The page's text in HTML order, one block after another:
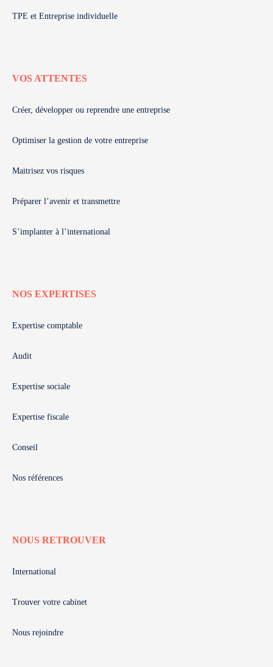
TPE et Entreprise individuelle
VOS ATTENTES
Créer, développer ou reprendre une entreprise
Optimiser la gestion de votre entreprise
Maitrisez vos risques
Préparer l’avenir et transmettre
S’implanter à l’international
NOS EXPERTISES
Expertise comptable
Audit
Expertise sociale
Expertise fiscale
Conseil
Nos références
NOUS RETROUVER
International
Trouver votre cabinet
Nous rejoindre